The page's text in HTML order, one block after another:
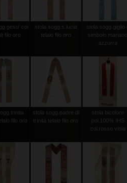
coi
filo oro
stola sogg.s.lucia
telaio filo oro
stola sogg.giglio e
simbolo mariano
azzurra
filo oro
stola sogg.padre di
trinità telaio filo oro
stola bicolore
pol.100% IHS
col.rosso viola